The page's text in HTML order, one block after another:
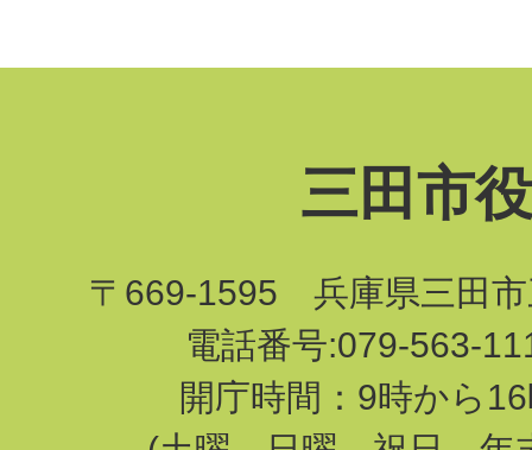
三田市
〒669-1595 兵庫県三田市
電話番号:079-563-
開庁時間：9時から